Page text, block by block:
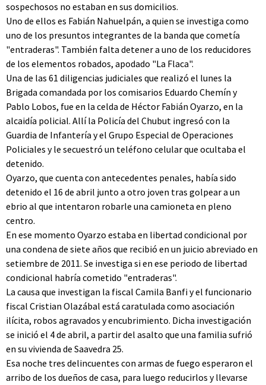
sospechosos no estaban en sus domicilios.
Uno de ellos es Fabián Nahuelpán, a quien se investiga como
uno de los presuntos integrantes de la banda que cometía
"entraderas". También falta detener a uno de los reducidores
de los elementos robados, apodado "La Flaca".
Una de las 61 diligencias judiciales que realizó el lunes la
Brigada comandada por los comisarios Eduardo Chemín y
Pablo Lobos, fue en la celda de Héctor Fabián Oyarzo, en la
alcaidía policial. Allí la Policía del Chubut ingresó con la
Guardia de Infantería y el Grupo Especial de Operaciones
Policiales y le secuestró un teléfono celular que ocultaba el
detenido.
Oyarzo, que cuenta con antecedentes penales, había sido
detenido el 16 de abril junto a otro joven tras golpear a un
ebrio al que intentaron robarle una camioneta en pleno
centro.
En ese momento Oyarzo estaba en libertad condicional por
una condena de siete años que recibió en un juicio abreviado en
setiembre de 2011. Se investiga si en ese periodo de libertad
condicional habría cometido "entraderas".
La causa que investigan la fiscal Camila Banfi y el funcionario
fiscal Cristian Olazábal está caratulada como asociación
ilícita, robos agravados y encubrimiento. Dicha investigación
se inició el 4 de abril, a partir del asalto que una familia sufrió
en su vivienda de Saavedra 25.
Esa noche tres delincuentes con armas de fuego esperaron el
arribo de los dueños de casa, para luego reducirlos y llevarse